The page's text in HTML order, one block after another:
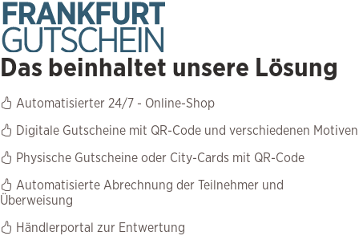
Das beinhaltet unsere Lösung
Automatisierter 24/7 - Online-Shop
Digitale Gutscheine mit QR-Code und verschiedenen Motiven
Physische Gutscheine oder City-Cards mit QR-Code
Automatisierte Abrechnung der Teilnehmer und
Überweisung
Händlerportal zur Entwertung